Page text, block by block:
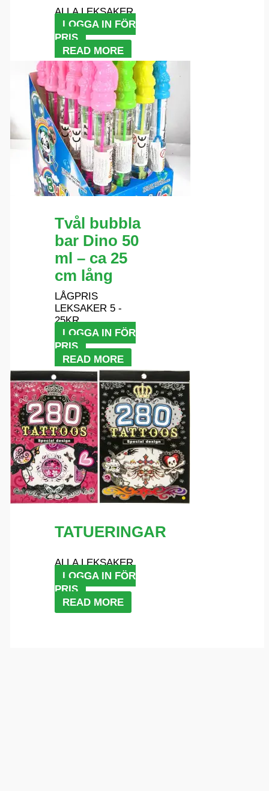
ALLA LEKSAKER
LOGGA IN FÖR
PRIS
READ MORE
Tvål bubbla
bar Dino 50
ml – ca 25
cm lång
LÅGPRIS
LEKSAKER 5 -
25KR
LOGGA IN FÖR
PRIS
READ MORE
TATUERINGAR
ALLA LEKSAKER
LOGGA IN FÖR
PRIS
READ MORE